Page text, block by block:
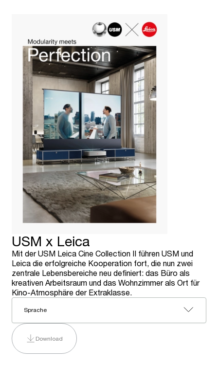
USM x Leica
Mit der USM Leica Cine Collection II führen USM und
Leica die erfolgreiche Kooperation fort, die nun zwei
zentrale Lebensbereiche neu definiert: das Büro als
kreativen Arbeitsraum und das Wohnzimmer als Ort für
Kino-Atmosphäre der Extraklasse.
Sprache
Download